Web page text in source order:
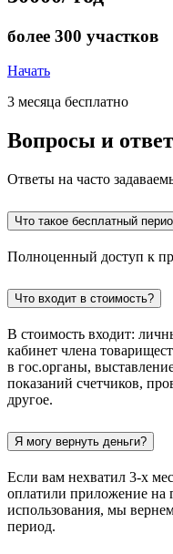
более 300 участков
Начать
3 месяца бесплатно
Вопросы и
Ответы на часто
Что такое бесплатный
Полноценный доступ к
Что входит в стоимость?
В стоимость входит:
кабинет члена
в гос.органы,
показаний счетчиков,
другое.
Я могу вернуть деньги?
Если вам нехватил 3-х
оплатили приложение на
использования, мы
период.